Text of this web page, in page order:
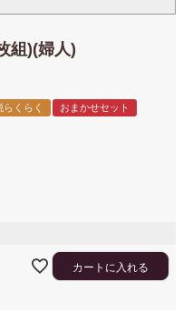
組)(婦人)
らくらく
おまかせセット
カートに入れる